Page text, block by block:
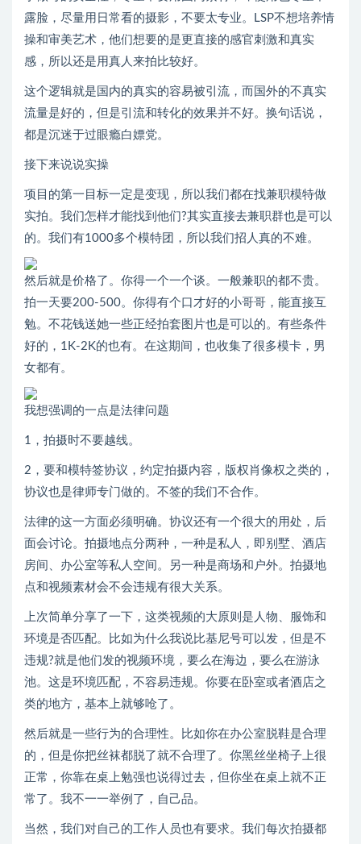
露脸，尽量用日常看的摄影，不要太专业。LSP不想培养情
操和审美艺术，他们想要的是更直接的感官刺激和真实
感，所以还是用真人来拍比较好。
这个逻辑就是国内的真实的容易被引流，而国外的不真实
流量是好的，但是引流和转化的效果并不好。换句话说，
都是沉迷于过眼瘾白嫖党。
接下来说说实操
项目的第一目标一定是变现，所以我们都在找兼职模特做
实拍。我们怎样才能找到他们?其实直接去兼职群也是可以
的。我们有1000多个模特团，所以我们招人真的不难。
然后就是价格了。你得一个一个谈。一般兼职的都不贵。
拍一天要200-500。你得有个口才好的小哥哥，能直接互
勉。不花钱送她一些正经拍套图片也是可以的。有些条件
好的，1K-2K的也有。在这期间，也收集了很多模卡，男
女都有。
我想强调的一点是法律问题
1，拍摄时不要越线。
2，要和模特签协议，约定拍摄内容，版权肖像权之类的，
协议也是律师专门做的。不签的我们不合作。
法律的这一方面必须明确。协议还有一个很大的用处，后
面会讨论。拍摄地点分两种，一种是私人，即别墅、酒店
房间、办公室等私人空间。另一种是商场和户外。拍摄地
点和视频素材会不会违规有很大关系。
上次简单分享了一下，这类视频的大原则是人物、服饰和
环境是否匹配。比如为什么我说比基尼号可以发，但是不
违规?就是他们发的视频环境，要么在海边，要么在游泳
池。这是环境匹配，不容易违规。你要在卧室或者酒店之
类的地方，基本上就够呛了。
然后就是一些行为的合理性。比如你在办公室脱鞋是合理
的，但是你把丝袜都脱了就不合理了。你黑丝坐椅子上很
正常，你靠在桌上勉强也说得过去，但你坐在桌上就不正
常了。我不一一举例了，自己品。
当然，我们对自己的工作人员也有要求。我们每次拍摄都